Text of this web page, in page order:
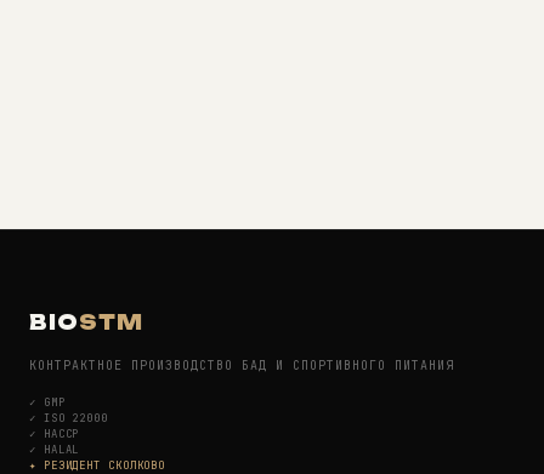
BIOSTM
КОНТРАКТНОЕ ПРОИЗВОДСТВО БАД И СПОРТИВНОГО ПИТАНИЯ
✓ GMP
✓ ISO 22000
✓ HACCP
✓ HALAL
✦ РЕЗИДЕНТ СКОЛКОВО